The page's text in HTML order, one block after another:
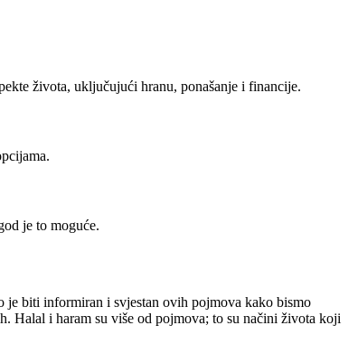
života, uključujući hranu, ponašanje i financije.
je to moguće.
je biti informiran i svjestan ovih pojmova kako bismo
Halal i haram su više od pojmova; to su načini života koji